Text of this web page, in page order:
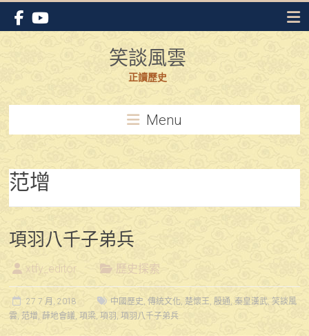
Skip
content
笑談風雲
正讀歷史
Menu
范增
項羽八千子弟兵
xtfy_editor 歷史探索
27 7 月, 2018 中國歷史,傳統文化, 楚懷王,殷通,秦皇漢武,笑談風
雲, 范增, 薛地會議,項梁, 項羽 ,項羽八千子弟兵